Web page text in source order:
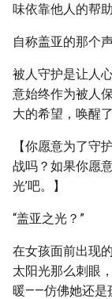
味依靠他人的帮
自称盖亚的那个
被人守护是让人
意始终作为被人
大的希望，唤醒
【你愿意为了守
战吗？如果你愿
光’吧。】
“盖亚之光？”
在女孩面前出现
太阳光那么刺眼
暖——仿佛她还是